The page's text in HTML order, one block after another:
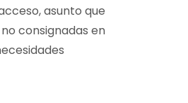
asunto que
consignadas en